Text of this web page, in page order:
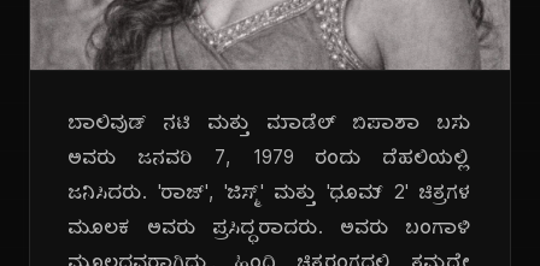
ಬಾಲಿವುಡ್ ನಟಿ ಮತ್ತು ಮಾಡೆಲ್ ಬಿಪಾಶಾ ಬಸು
ಅವರು ಜನವರಿ 7, 1979 ರಂದು ದೆಹಲಿಯಲ್ಲಿ
ಜನಿಸಿದರು. 'ರಾಜ್', 'ಜಿಸ್ಮ್' ಮತ್ತು 'ಧೂಮ್ 2' ಚಿತ್ರಗಳ
ಮೂಲಕ ಅವರು ಪ್ರಸಿದ್ಧರಾದರು. ಅವರು ಬಂಗಾಳಿ